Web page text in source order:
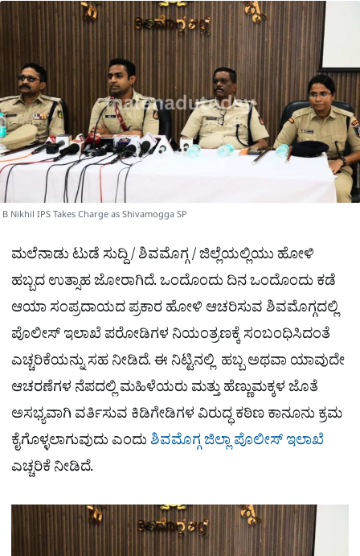
p o a
a
r
e
B Nikhil IPS Takes Charge as Shivamogga SP
ಮಲೆನಾಡು ಟುಡೆ ಸುದ್ದಿ / ಶಿವಮೊಗ್ಗ / ಜಿಲ್ಲೆಯಲ್ಲಿಯು ಹೋಳಿ
ಹಬ್ಬದ ಉತ್ಸಾಹ ಜೋರಾಗಿದೆ. ಒಂದೊಂದು ದಿನ ಒಂದೊಂದು ಕಡೆ
ಆಯಾ ಸಂಪ್ರದಾಯದ ಪ್ರಕಾರ ಹೋಳಿ ಆಚರಿಸುವ ಶಿವಮೊಗ್ಗದಲ್ಲಿ
ಪೊಲೀಸ್ ಇಲಾಖೆ ಪರೋಡಿಗಳ ನಿಯಂತ್ರಣಕ್ಕೆ ಸಂಬಂಧಿಸಿದಂತೆ
ಎಚ್ಚರಿಕೆಯನ್ನು ಸಹ ನೀಡಿದೆ. ಈ ನಿಟ್ಟಿನಲ್ಲಿ ಹಬ್ಬ ಅಥವಾ ಯಾವುದೇ
ಆಚರಣೆಗಳ ನೆಪದಲ್ಲಿ ಮಹಿಳೆಯರು ಮತ್ತು ಹೆಣ್ಣುಮಕ್ಕಳ ಜೊತೆ
ಅಸಭ್ಯವಾಗಿ ವರ್ತಿಸುವ ಕಿಡಿಗೇಡಿಗಳ ವಿರುದ್ಧ ಕಠಿಣ ಕಾನೂನು ಕ್ರಮ
ಕೈಗೊಳ್ಳಲಾಗುವುದು ಎಂದುಶಿವಮೊಗ್ಗ ಜಿಲ್ಲಾ ಪೊಲೀಸ್ ಇಲಾಖೆ
ಎಚ್ಚರಿಕೆ ನೀಡಿದೆ.